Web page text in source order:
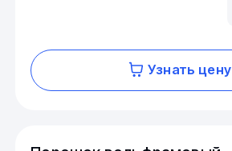
Узнать цену